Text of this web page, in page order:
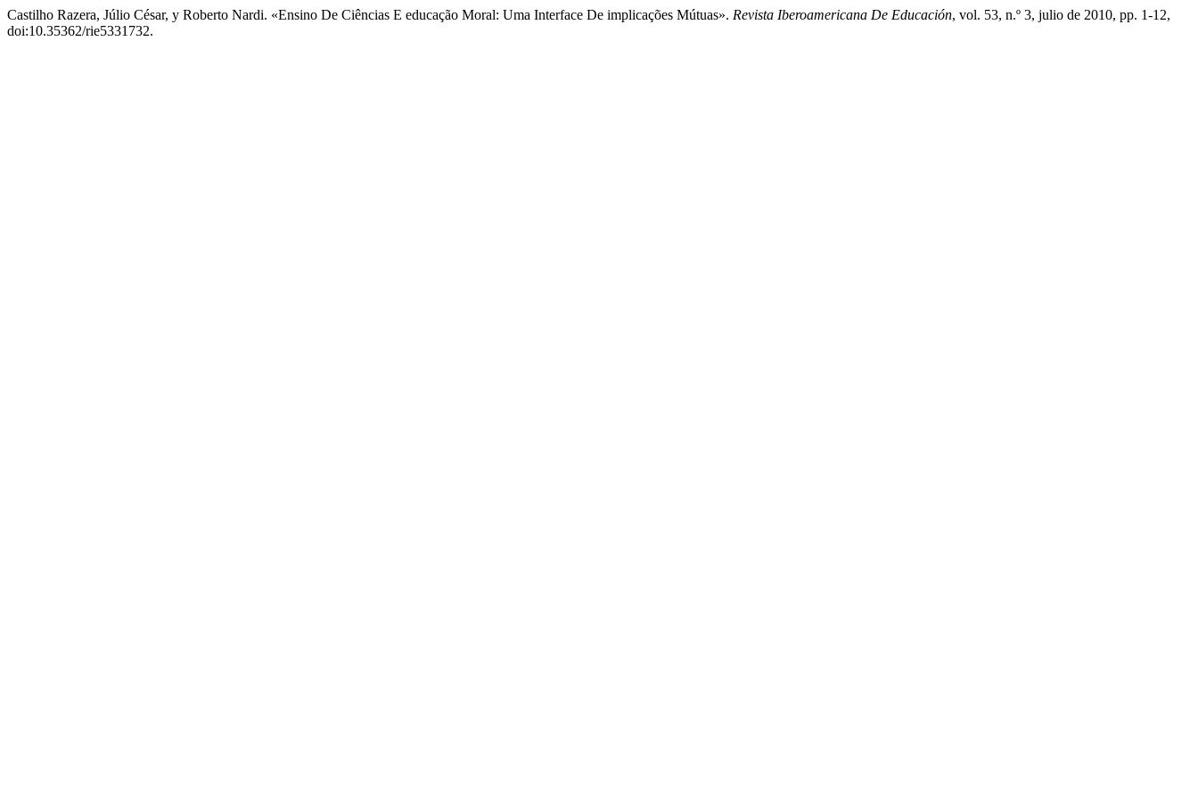
Castilho Razera, Júlio César, y Roberto Nardi. «Ensino De Ciências E educação Moral: Uma Interface De implicações Mútuas». Revista Iberoamericana De Educación, vol. 53, n.º 3, julio de 2010, pp. 1-12,
doi:10.35362/rie5331732.